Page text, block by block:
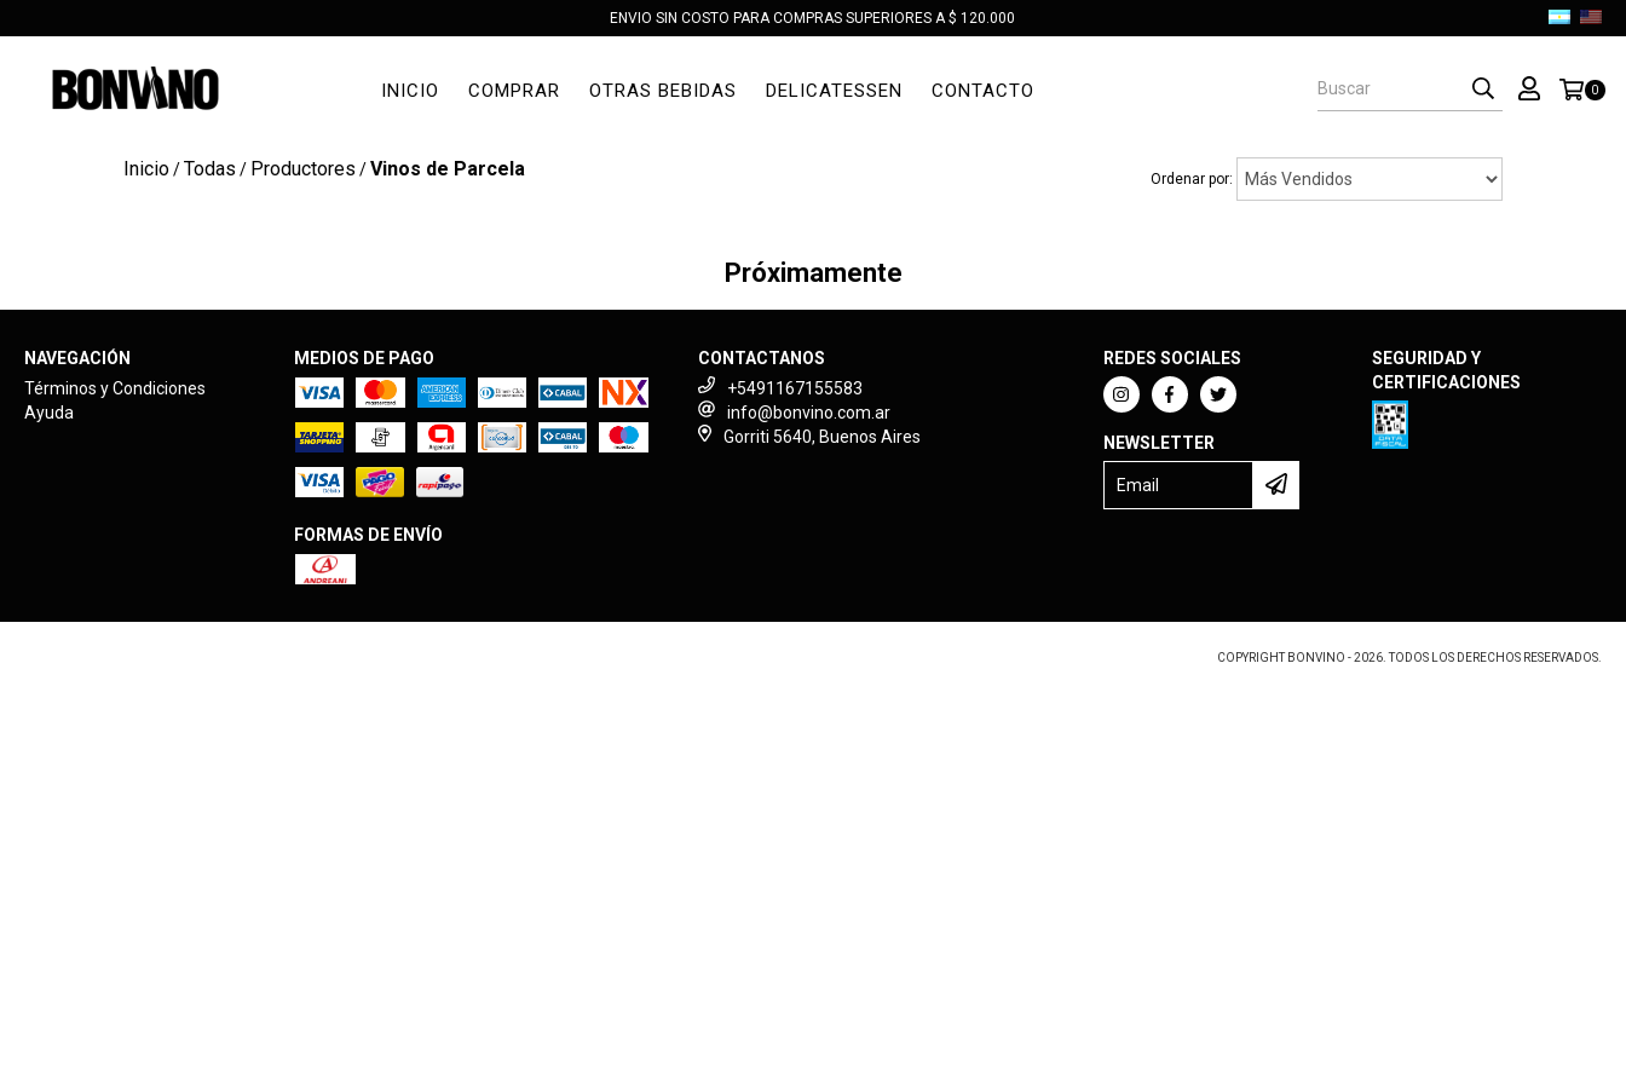
ENVIO SIN COSTO PARA COMPRAS SUPERIORES A $ 120.000
INICIO COMPRAR OTRAS BEBIDAS DELICATESSEN CONTACTO 0
Inicio/Todas / Productores /Vinos de Parcela Ordenar por:
Próximamente
NAVEGACIÓN
Términos y Condiciones
Ayuda
MEDIOS DE PAGO
FORMAS DE ENVÍO
CONTACTANOS
+5491167155583
info@bonvino.com.ar
Gorriti 5640, Buenos Aires
REDES SOCIALES
NEWSLETTER
SEGURIDAD Y
CERTIFICACIONES
COPYRIGHT BONVINO - 2026. TODOS LOS DERECHOS RESERVADOS.